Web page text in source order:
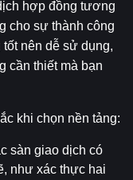
hợp đồng tương
cho sự thành công
nên dễ sử dụng,
cần thiết mà bạn
khi chọn nền tảng:
sàn giao dịch có
như xác thực hai